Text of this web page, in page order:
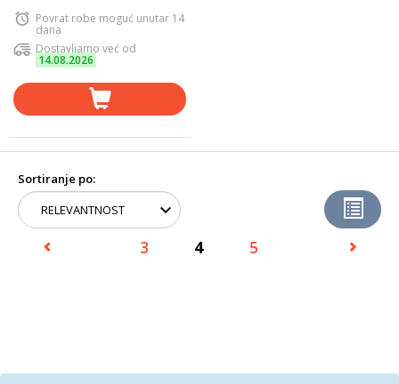
Povrat robe moguć unutar 14
dana
Dostavljamo već od
14.08.2026
Sortiranje po:
3 4 5